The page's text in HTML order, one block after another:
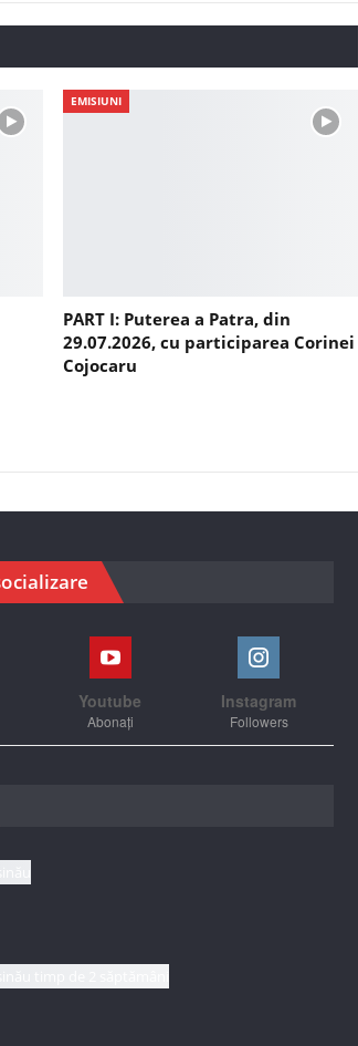
EMISIUNI
PART I: Puterea a Patra, din
29.07.2026, cu participarea Corinei
Cojocaru
Youtube
Abonați
Instagram
Followers